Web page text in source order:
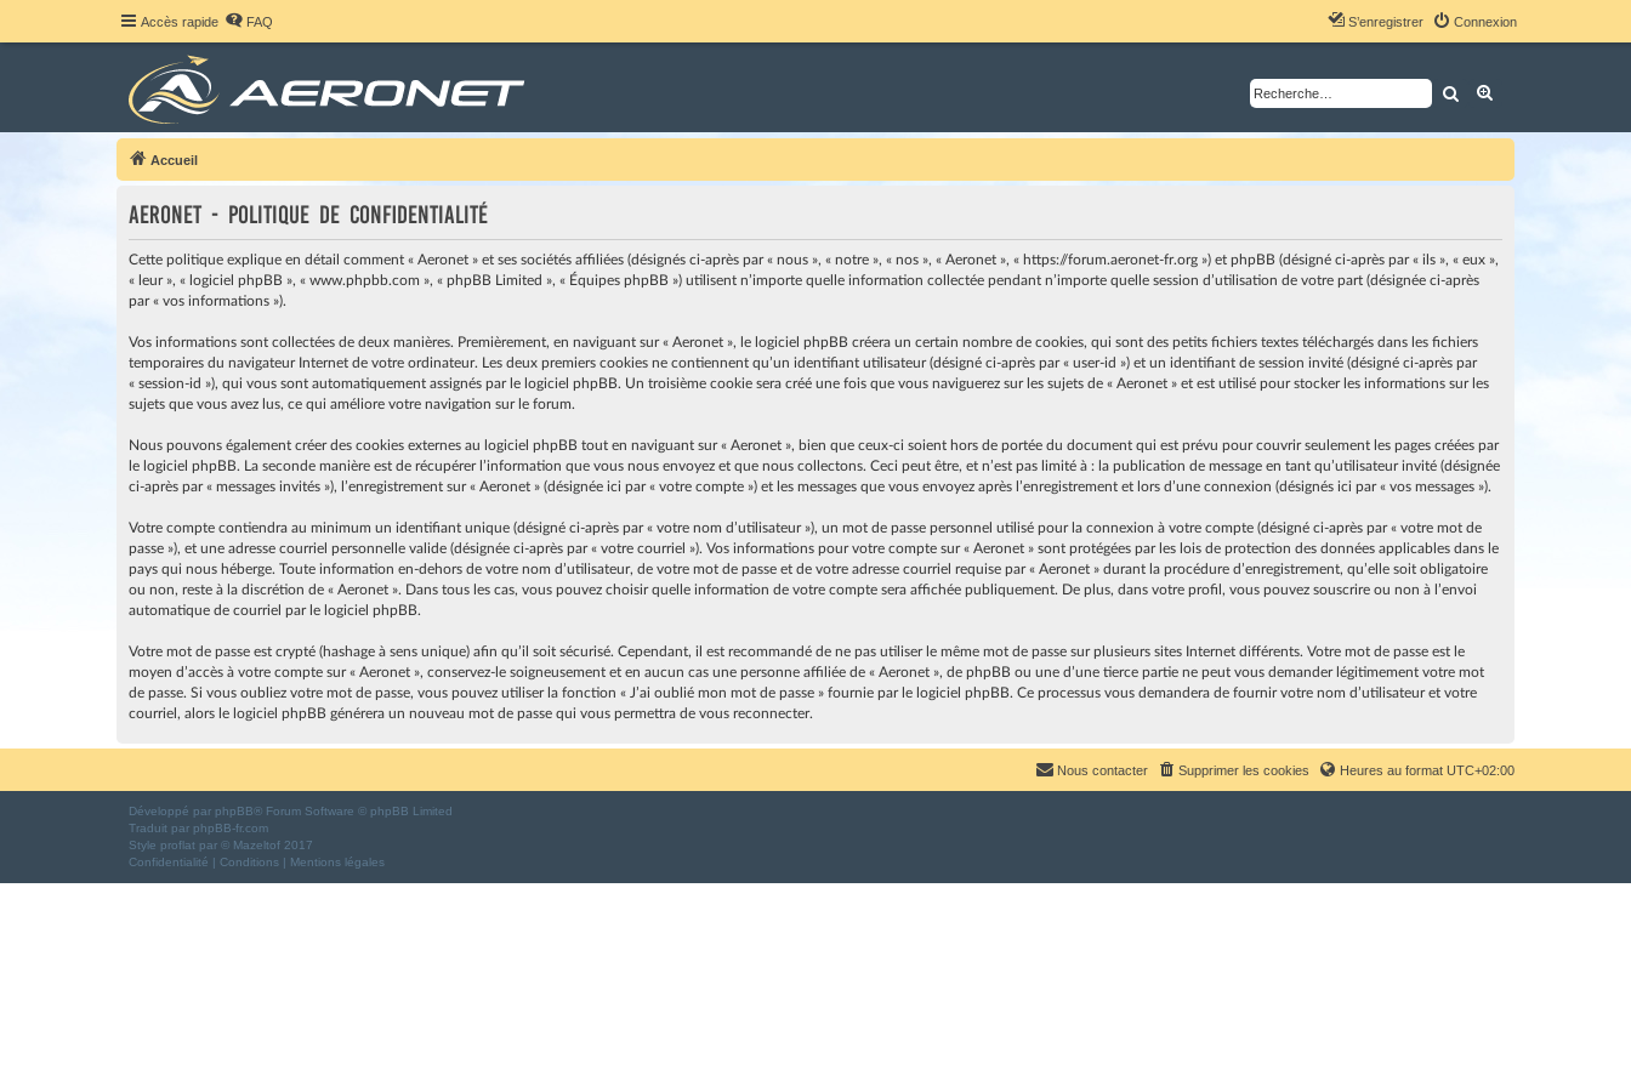
Accès rapide FAQ Connexion
S’enregistrer
Rechercher
Accueil
Aeronet - Politique de confidentialité
Cette politique explique en détail comment « Aeronet » et ses sociétés affiliées (désignés ci-après par « nous », « notre », « nos », « Aeronet », « https://forum.aeronet-fr.org ») et phpBB (désigné ci-après par « ils », « eux »,
« leur », « logiciel phpBB », « www.phpbb.com », « phpBB Limited », « Équipes phpBB ») utilisent n’importe quelle information collectée pendant n’importe quelle session d’utilisation de votre part (désignée ci-après
par « vos informations »).
Vos informations sont collectées de deux manières. Premièrement, en naviguant sur « Aeronet », le logiciel phpBB créera un certain nombre de cookies, qui sont des petits fichiers textes téléchargés dans les fichiers
temporaires du navigateur Internet de votre ordinateur. Les deux premiers cookies ne contiennent qu’un identifiant utilisateur (désigné ci-après par « user-id ») et un identifiant de session invité (désigné ci-après par
« session-id »), qui vous sont automatiquement assignés par le logiciel phpBB. Un troisième cookie sera créé une fois que vous naviguerez sur les sujets de « Aeronet » et est utilisé pour stocker les informations sur les
sujets que vous avez lus, ce qui améliore votre navigation sur le forum.
Nous pouvons également créer des cookies externes au logiciel phpBB tout en naviguant sur « Aeronet », bien que ceux-ci soient hors de portée du document qui est prévu pour couvrir seulement les pages créées par
le logiciel phpBB. La seconde manière est de récupérer l’information que vous nous envoyez et que nous collectons. Ceci peut être, et n’est pas limité à : la publication de message en tant qu’utilisateur invité (désignée
ci-après par « messages invités »), l’enregistrement sur « Aeronet » (désignée ici par « votre compte ») et les messages que vous envoyez après l’enregistrement et lors d’une connexion (désignés ici par « vos messages »).
Votre compte contiendra au minimum un identifiant unique (désigné ci-après par « votre nom d’utilisateur »), un mot de passe personnel utilisé pour la connexion à votre compte (désigné ci-après par « votre mot de
passe »), et une adresse courriel personnelle valide (désignée ci-après par « votre courriel »). Vos informations pour votre compte sur « Aeronet » sont protégées par les lois de protection des données applicables dans le
pays qui nous héberge. Toute information en-dehors de votre nom d’utilisateur, de votre mot de passe et de votre adresse courriel requise par « Aeronet » durant la procédure d’enregistrement, qu’elle soit obligatoire
ou non, reste à la discrétion de « Aeronet ». Dans tous les cas, vous pouvez choisir quelle information de votre compte sera affichée publiquement. De plus, dans votre profil, vous pouvez souscrire ou non à l’envoi
automatique de courriel par le logiciel phpBB.
Votre mot de passe est crypté (hashage à sens unique) afin qu’il soit sécurisé. Cependant, il est recommandé de ne pas utiliser le même mot de passe sur plusieurs sites Internet différents. Votre mot de passe est le
moyen d’accès à votre compte sur « Aeronet », conservez-le soigneusement et en aucun cas une personne affiliée de « Aeronet », de phpBB ou une d’une tierce partie ne peut vous demander légitimement votre mot
de passe. Si vous oubliez votre mot de passe, vous pouvez utiliser la fonction « J’ai oublié mon mot de passe » fournie par le logiciel phpBB. Ce processus vous demandera de fournir votre nom d’utilisateur et votre
courriel, alors le logiciel phpBB générera un nouveau mot de passe qui vous permettra de vous reconnecter.
Heures au format UTC+02:00
Supprimer les cookies
Nous contacter
Développé par phpBB® Forum Software © phpBB Limited
Traduit par phpBB-fr.com
Style proflat par © Mazeltof 2017
Confidentialité | Conditions | Mentions légales